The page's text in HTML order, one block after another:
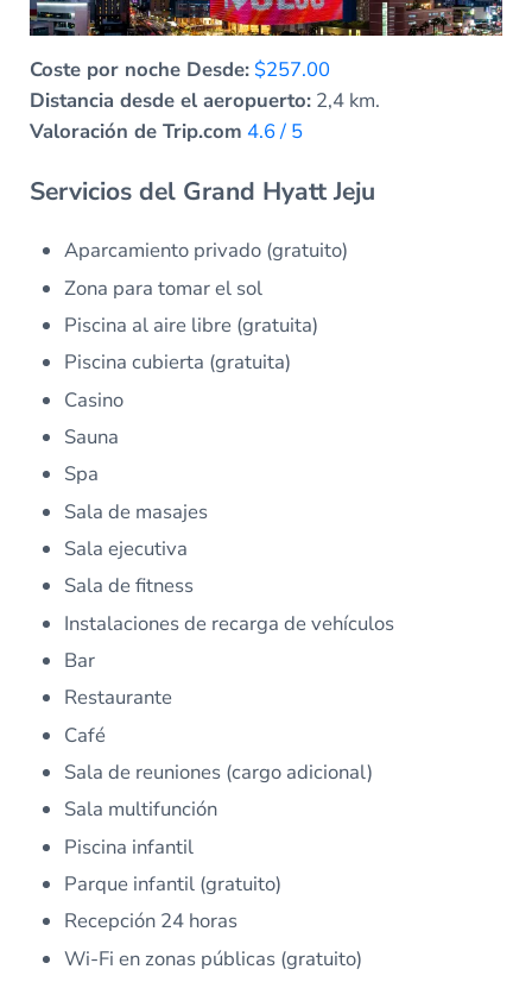
Coste por noche Desde: $257.00
Distancia desde el aeropuerto:2,4 km.
Valoración de Trip.com 4.6 / 5
Servicios del Grand Hyatt Jeju
Aparcamiento privado (gratuito)
Zona para tomar el sol
Piscina al aire libre (gratuita)
Piscina cubierta (gratuita)
Casino
Sauna
Spa
Sala de masajes
Sala ejecutiva
Sala de fitness
Instalaciones de recarga de vehículos
Bar
Restaurante
Café
Sala de reuniones (cargo adicional)
Sala multifunción
Piscina infantil
Parque infantil (gratuito)
Recepción 24 horas
Wi-Fi en zonas públicas (gratuito)